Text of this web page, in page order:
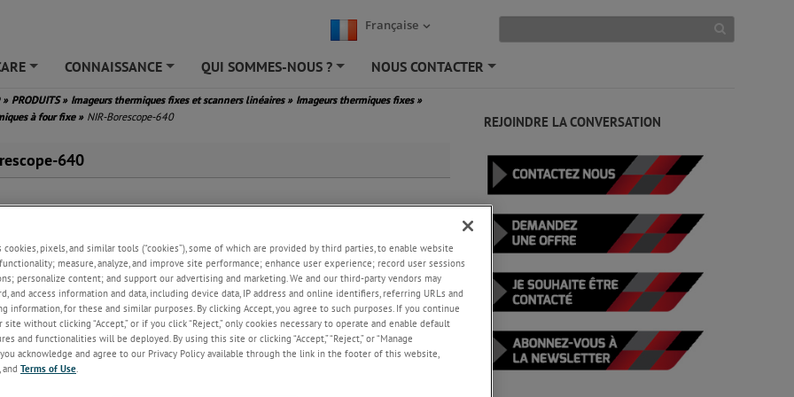
Française
CONNAISSANCE QUI SOMMES-NOUS ? NOUS CONTACTER
» PRODUITS» Imageurs thermiques fixes et scanners linéaires » Imageurs thermiques fixes »
à four fixe» NIR-Borescope-640
640
-
REJOINDRE LA CONVERSATION
cookies, pixels, and similar tools (“cookies”), some of which are provided by third parties, to enable website
measure, analyze, and improve site performance; enhance user experience; record user sessions
personalize content; and support our advertising and marketing. We and our third-party vendors may
and access information and data, including device data, IP address and online identifiers, referring URLs and
information, for these and similar purposes. By clicking Accept, you agree to such purposes. If you continue
without clicking “Accept,” or if you click “Reject,” only cookies necessary to operate and enable default
and functionalities will be deployed. By using this site or clicking “Accept,” “Reject,” or “Manage
you acknowledge and agree to our Privacy Policy available through the link in the footer of this website,
, and Terms of Use